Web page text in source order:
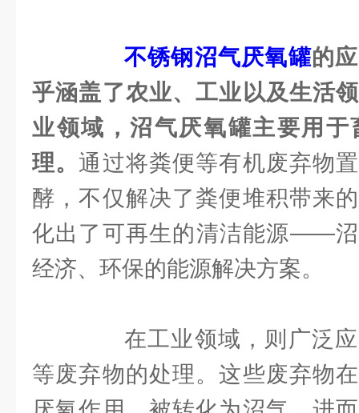
不锈钢沼气厌氧罐的
乎涵盖了农业、工业以及生活
业领域，沼气厌氧罐主要用于
理。 通过将粪便等有机废弃物
酵，不仅解决了粪便堆积带来
化出了可再生的清洁能源——
经济、环保的能源解决方案。
在工业领域，则广泛应
等废弃物的处理。这些废弃物